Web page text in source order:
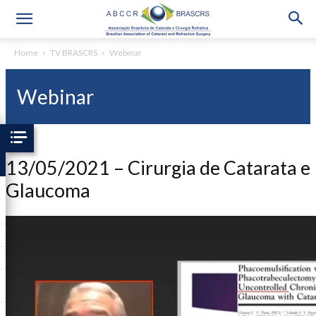
Home TV BRASCRS Webinar
Webinar
13/05/2021 – Cirurgia de Catarata e
Glaucoma